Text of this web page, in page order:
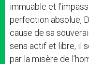
immuable et
perfection absolue,
cause de sa
sens actif et libre, il
par la misère de